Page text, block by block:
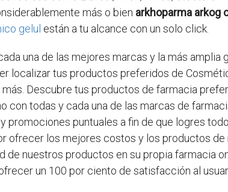
más o bien arkhoparma arkog
gelul están a tu alcance con un solo click.
una de las mejores marcas y la más amplia
localizar tus productos preferidos de
Descubre tus productos de farmacia
con todas y cada una de las marcas de
promociones puntuales a fin de que logres
ofrecer los mejores costos y los productos de
de nuestros productos en su propia farmacia
un 100 por ciento de satisfacción al